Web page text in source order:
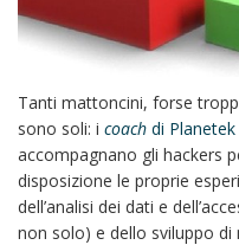
Tanti mattoncini, forse
sono soli: i coach di
accompagnano gli hackers
disposizione le proprie
dell’analisi dei dati e
non solo) e dello sviluppo di